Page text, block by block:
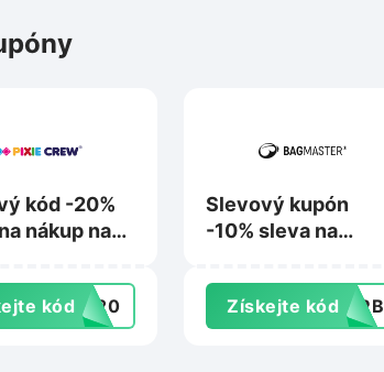
kód -20%
nákup na
kódLE20
Slevový kupón
-10% sleva na
Bagmaster.cz
Získejte kódGMRB